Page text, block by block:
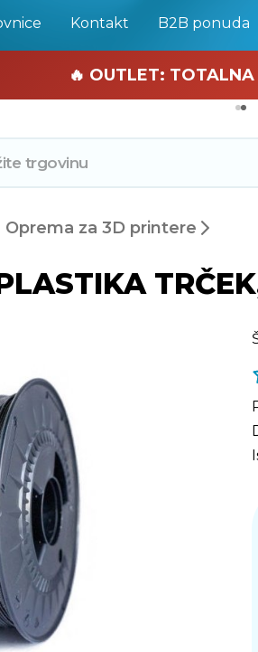
Kontakt B2B ponuda
🏄
🔥 OUTLET:
Oprema za 3D printere